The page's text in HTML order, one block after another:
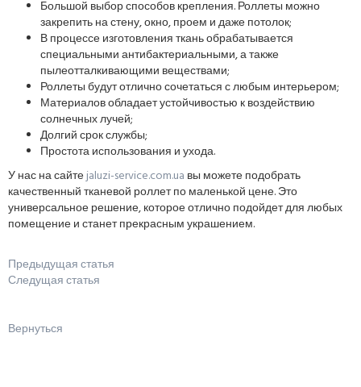
Большой выбор способов крепления. Роллеты можно
закрепить на стену, окно, проем и даже потолок;
В процессе изготовления ткань обрабатывается
специальными антибактериальными, а также
пылеотталкивающими веществами;
Роллеты будут отлично сочетаться с любым интерьером;
Материалов обладает устойчивостью к воздействию
солнечных лучей;
Долгий срок службы;
Простота использования и ухода.
У нас на сайтеjaluzi-service.com.ua вы можете подобрать
качественный тканевой роллет по маленькой цене. Это
универсальное решение, которое отлично подойдет для любых
помещение и станет прекрасным украшением.
Предыдущая статья
Следущая статья
Вернуться